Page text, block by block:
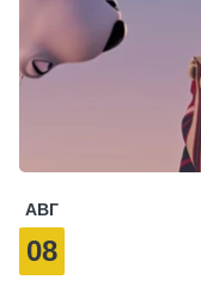
АВГ
08